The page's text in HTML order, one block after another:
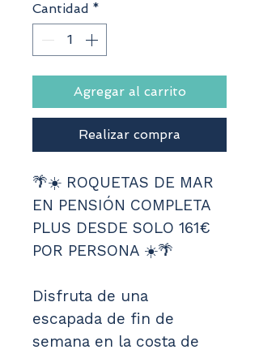
Cantidad *
Agregar al carrito
Realizar compra
🌴☀️ ROQUETAS DE MAR
EN PENSIÓN COMPLETA
PLUS DESDE SOLO 161€
POR PERSONA ☀️🌴
Disfruta de una
escapada de fin de
semana en la costa de